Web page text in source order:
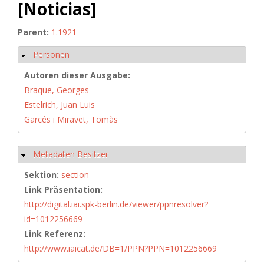
[Noticias]
Parent: 1.1921
Ausblenden
Personen
Autoren dieser Ausgabe:
Braque, Georges
Estelrich, Juan Luis
Garcés i Miravet, Tomàs
Ausblenden
Metadaten Besitzer
Sektion: section
Link Präsentation:
http://digital.iai.spk-berlin.de/viewer/ppnresolver?
id=1012256669
Link Referenz:
http://www.iaicat.de/DB=1/PPN?PPN=1012256669